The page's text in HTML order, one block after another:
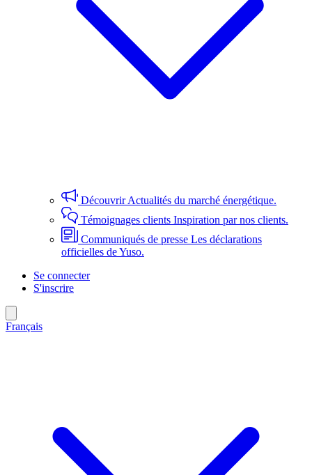
DécouvrirActualités du marché énergétique.
Témoignages clients Inspiration par nos clients.
Communiqués de presse Les déclarations
officielles de Yuso.
Se connecter
S'inscrire
Français